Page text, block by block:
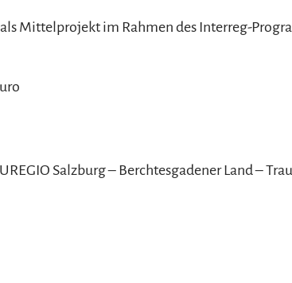
Mittelprojekt im Rahmen des Interreg-
Salzburg – Berchtesgadener Land –